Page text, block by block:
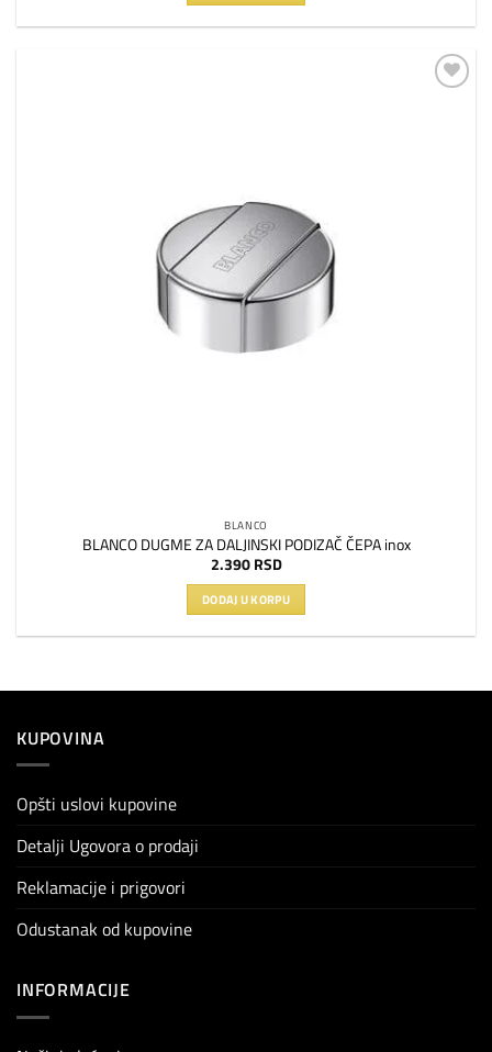
BLANCO
BLANCO DUGME ZA DALJINSKI PODIZAČ ČEPA inox
2.390 RSD
DODAJ U KORPU
KUPOVINA
Opšti uslovi kupovine
Detalji Ugovora o prodaji
Reklamacije i prigovori
Odustanak od kupovine
INFORMACIJE